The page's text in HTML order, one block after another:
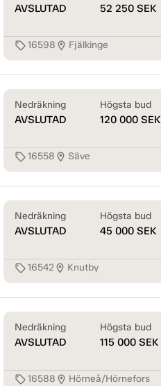
AVSLUTAD 52 250 SEK
sell16598 location_on Fjälkinge
Nedräkning
AVSLUTAD
Högsta bud
120 000 SEK
sell16558 location_on Säve
Nedräkning
AVSLUTAD
Högsta bud
45 000 SEK
sell16542location_on Knutby
Nedräkning
AVSLUTAD
Högsta bud
115 000 SEK
sell16588 location_on Hörneå/Hörnefors